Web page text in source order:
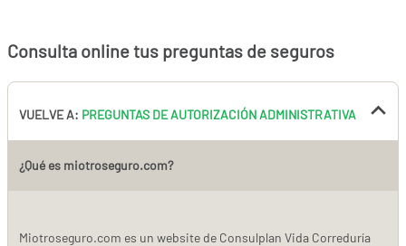
Consulta online tus preguntas de seguros
VUELVE A: PREGUNTAS DE AUTORIZACIÓN ADMINISTRATIVA
¿Qué es miotroseguro.com?
Miotroseguro.com es un website de Consulplan Vida Correduría